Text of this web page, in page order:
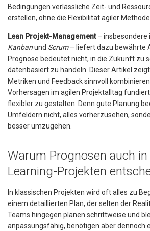
Bedingungen verlässliche Zeit- und
erstellen, ohne die Flexibilität agiler
Lean Projekt-Management– insbesondere
Kanbanund Scrum– liefert dazu bewährte
Prognose bedeutet nicht, in die Zukunft zu
datenbasiert zu handeln. Dieser Artikel
Metriken und Feedback sinnvoll
Vorhersagen im agilen Projektalltag
flexibler zu gestalten. Denn gute Planung
Umfeldern nicht, alles vorherzusehen,
besser umzugehen.
Warum Prognosen auch in
Learning-Projekten
In klassischen Projekten wird oft alles zu
einem detaillierten Plan, der selten der
Teams hingegen planen schrittweise und
anpassungsfähig, benötigen aber dennoch